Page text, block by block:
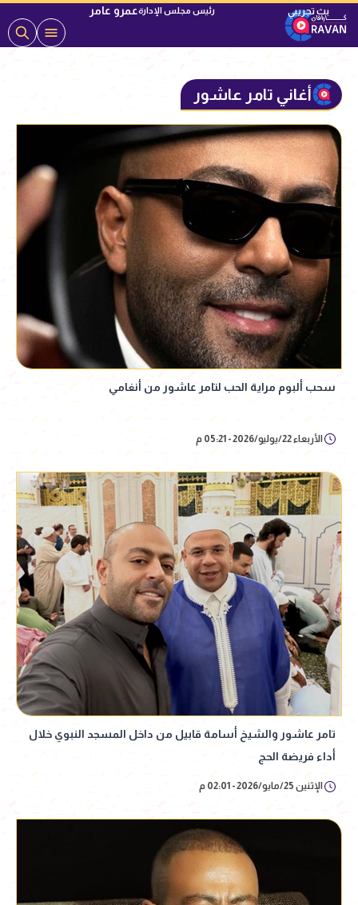
رئيس مجلس الإدارةعمرو عامر
أغاني تامر عاشور
سحب ألبوم مراية الحب لتامر عاشور من أنغامي
الأربعاء 22/يوليو/2026 - 05:21 م
تامر عاشور والشيخ أسامة قابيل من داخل المسجد النبوي خلال
أداء فريضة الحج
الإثنين 25/مايو/2026 - 02:01 م